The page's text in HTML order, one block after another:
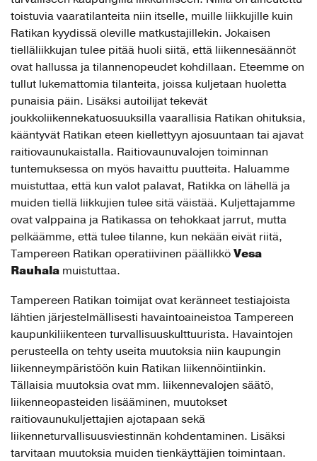
toistuvia vaaratilanteita niin itselle, muille liikkujille kuin
Ratikan kyydissä oleville matkustajillekin. Jokaisen
tielläliikkujan tulee pitää huoli siitä, että liikennesäännöt
ovat hallussa ja tilannenopeudet kohdillaan. Eteemme on
tullut lukemattomia tilanteita, joissa kuljetaan huoletta
punaisia päin. Lisäksi autoilijat tekevät
joukkoliikennekatuosuuksilla vaarallisia Ratikan ohituksia,
kääntyvät Ratikan eteen kiellettyyn ajosuuntaan tai ajavat
raitiovaunukaistalla. Raitiovaunuvalojen toiminnan
tuntemuksessa on myös havaittu puutteita. Haluamme
muistuttaa, että kun valot palavat, Ratikka on lähellä ja
muiden tiellä liikkujien tulee sitä väistää. Kuljettajamme
ovat valppaina ja Ratikassa on tehokkaat jarrut, mutta
pelkäämme, että tulee tilanne, kun nekään eivät riitä,
Tampereen Ratikan operatiivinen päällikkö Vesa
Rauhala muistuttaa.
Tampereen Ratikan toimijat ovat keränneet testiajoista
lähtien järjestelmällisesti havaintoaineistoa Tampereen
kaupunkiliikenteen turvallisuuskulttuurista. Havaintojen
perusteella on tehty useita muutoksia niin kaupungin
liikenneympäristöön kuin Ratikan liikennöintiinkin.
Tällaisia muutoksia ovat mm. liikennevalojen säätö,
liikenneopasteiden lisääminen, muutokset
raitiovaunukuljettajien ajotapaan sekä
liikenneturvallisuusviestinnän kohdentaminen. Lisäksi
tarvitaan muutoksia muiden tienkäyttäjien toimintaan.